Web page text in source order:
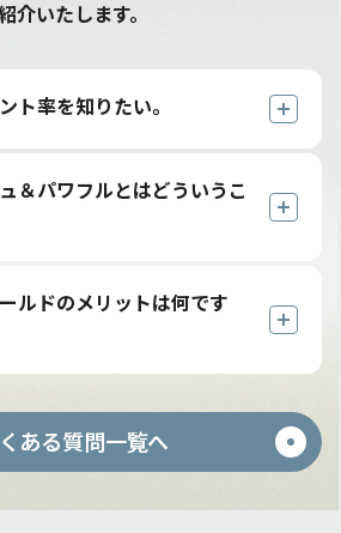
介いたします。
ト率を知りたい。
につきましては、TOBU
ページにてご確認いただけ
＆パワフルとはどういうこ
コンセプトを一言で表現した
掲げています。
インやポイント還元の充実を含
ルドのメリットは何です
に比べ還元率が高く、プレミ
トフォン保険が自動付帯しま
ある質問一覧へ